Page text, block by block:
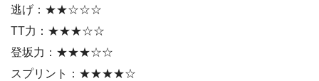
逃げ：★★☆☆☆
TT力：★★★☆☆
登坂力：★★★☆☆
スプリント：★★★★☆